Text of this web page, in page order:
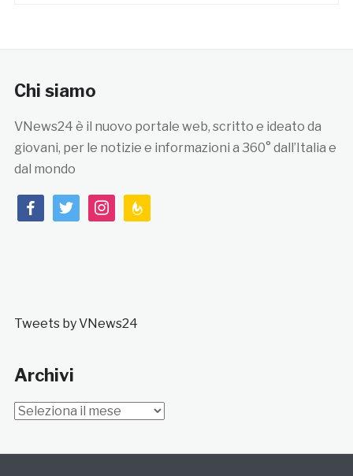
Chi siamo
VNews24 è il nuovo portale web, scritto e ideato da
giovani, per le notizie e informazioni a 360° dall’Italia e
dal mondo
facebooktwitterinstagramfeedburner
Tweets by VNews24
Archivi
Archivi